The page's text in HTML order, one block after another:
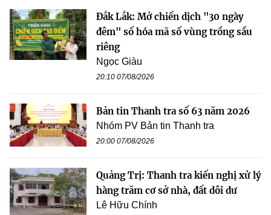
Đắk Lắk: Mở chiến dịch "30 ngày
đêm" số hóa mã số vùng trồng sầu
riêng
Ngọc Giàu
20:10 07/08/2026
Bản tin Thanh tra số 63 năm 2026
Nhóm PV Bản tin Thanh tra
20:00 07/08/2026
Quảng Trị: Thanh tra kiến nghị xử lý
hàng trăm cơ sở nhà, đất dôi dư
Lê Hữu Chính